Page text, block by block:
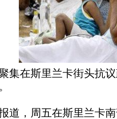
在斯里兰卡街头抗议
，周五在斯里兰卡南